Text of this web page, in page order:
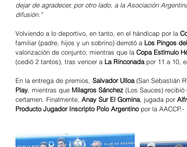
dejar de agradecer, por otro lado, a la Asociación
difusión."
Volviendo a lo deportivo, en tanto, en el hándicap por la
familiar (padre, hijos y un sobrino) derrotó a Los Pingos
valorización de conjunto; mientras que la Copa Estímulo
(cedió 2 tantos), tras vencer a La Rinconada por 11 a 10,
En la entrega de premios, Salvador Ulloa (San Sebastián
Play, mientras que Milagros Sánchez (Los Sauces)
certamen. Finalmente, Anay Sur El Gomina, jugada por
Producto Jugador Inscripto Polo Argentino por la AACCP.-